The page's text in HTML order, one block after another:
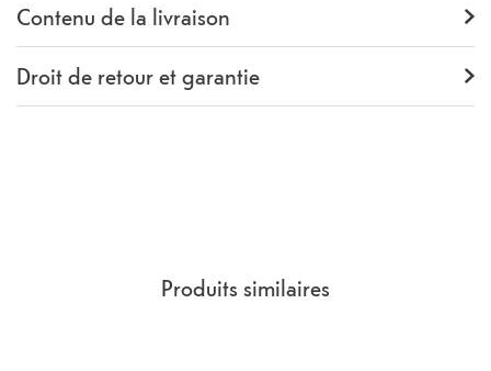
Contenu de la livraison
Contenu de la livraison Backcover
Droit de retour et garantie
Garantie
24 mois
Produits similaires